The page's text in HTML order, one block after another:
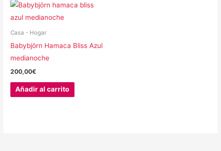
Casa - Hogar
Babybjörn Hamaca Bliss Azul
medianoche
200,00€
Añadir al carrito